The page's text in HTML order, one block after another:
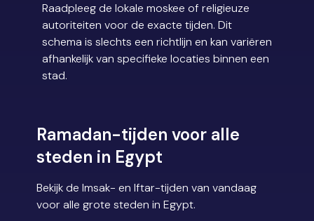
Raadpleeg de lokale moskee of religieuze
autoriteiten voor de exacte tijden. Dit
schema is slechts een richtlijn en kan variëren
afhankelijk van specifieke locaties binnen een
stad.
Ramadan-tijden voor alle
steden in Egypt
Bekijk de Imsak- en Iftar-tijden van vandaag
voor alle grote steden in Egypt.